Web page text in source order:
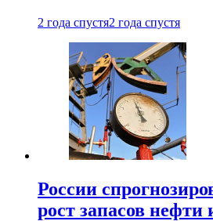
2 года спустя2 года спустя
России
рост запасов нефти